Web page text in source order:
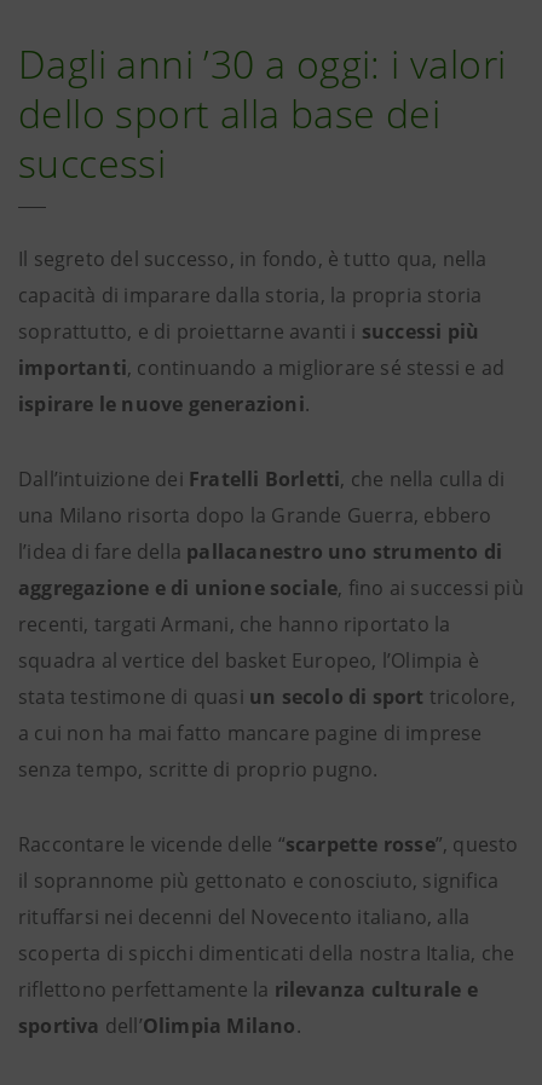
Dagli anni ’30 a oggi: i valori
dello sport alla base dei
successi
Il segreto del successo, in fondo, è tutto qua, nella
capacità di imparare dalla storia, la propria storia
soprattutto, e di proiettarne avanti i successi più
importanti, continuando a migliorare sé stessi e ad
ispirare le nuove generazioni.
Dall’intuizione dei Fratelli Borletti, che nella culla di
una Milano risorta dopo la Grande Guerra, ebbero
l’idea di fare della pallacanestro uno strumento di
aggregazione e di unione sociale, fino ai successi più
recenti, targati Armani, che hanno riportato la
squadra al vertice del basket Europeo, l’Olimpia è
stata testimone di quasi un secolo di sport tricolore,
a cui non ha mai fatto mancare pagine di imprese
senza tempo, scritte di proprio pugno.
Raccontare le vicende delle “scarpette rosse”, questo
il soprannome più gettonato e conosciuto, significa
rituffarsi nei decenni del Novecento italiano, alla
scoperta di spicchi dimenticati della nostra Italia, che
riflettono perfettamente la rilevanza culturale e
sportiva dell’Olimpia Milano.